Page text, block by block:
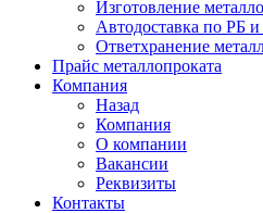
Изготовление
Автодоставка по РБ
Ответхранение
Прайс металлопроката
Компания
Назад
Компания
О компании
Вакансии
Реквизиты
Контакты